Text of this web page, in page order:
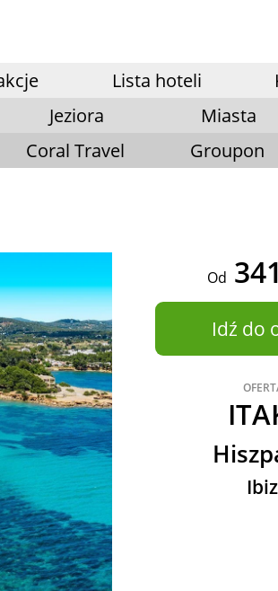
Lista hoteli
Jeziora Miasta
Coral Travel Groupon
Od
Idź do